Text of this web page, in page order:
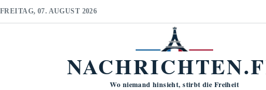
FREITAG, 07. AUGUST 2026
Wo niemand hinsieht, stirbt die Freiheit